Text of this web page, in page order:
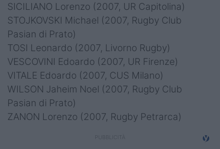
SICILIANO Lorenzo (2007, UR Capitolina)
STOJKOVSKI Michael (2007, Rugby Club
Pasian di Prato)
TOSI Leonardo (2007, Livorno Rugby)
VESCOVINI Edoardo (2007, UR Firenze)
VITALE Edoardo (2007, CUS Milano)
WILSON Jaheim Noel (2007, Rugby Club
Pasian di Prato)
ZANON Lorenzo (2007, Rugby Petrarca)